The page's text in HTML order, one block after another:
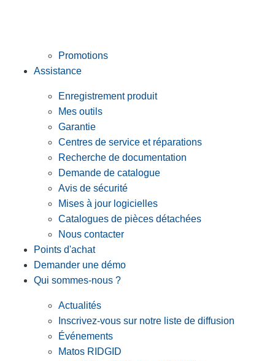
Promotions
Assistance
Enregistrement produit
Mes outils
Garantie
Centres de service et réparations
Recherche de documentation
Demande de catalogue
Avis de sécurité
Mises à jour logicielles
Catalogues de pièces détachées
Nous contacter
Points d'achat
Demander une démo
Qui sommes-nous ?
Actualités
Inscrivez-vous sur notre liste de diffusion
Événements
Matos RIDGID